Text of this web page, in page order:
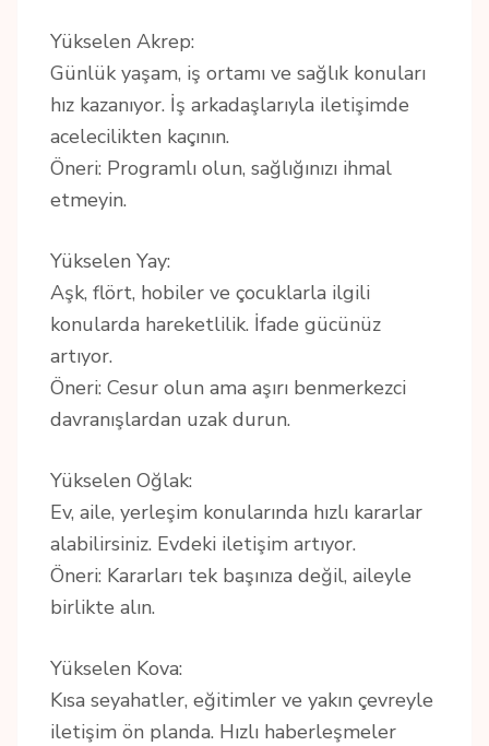
Yükselen Akrep:
Günlük yaşam, iş ortamı ve sağlık konuları
hız kazanıyor. İş arkadaşlarıyla iletişimde
acelecilikten kaçının.
Öneri: Programlı olun, sağlığınızı ihmal
etmeyin.
Yükselen Yay:
Aşk, flört, hobiler ve çocuklarla ilgili
konularda hareketlilik. İfade gücünüz
artıyor.
Öneri: Cesur olun ama aşırı benmerkezci
davranışlardan uzak durun.
Yükselen Oğlak:
Ev, aile, yerleşim konularında hızlı kararlar
alabilirsiniz. Evdeki iletişim artıyor.
Öneri: Kararları tek başınıza değil, aileyle
birlikte alın.
Yükselen Kova:
Kısa seyahatler, eğitimler ve yakın çevreyle
iletişim ön planda. Hızlı haberleşmeler